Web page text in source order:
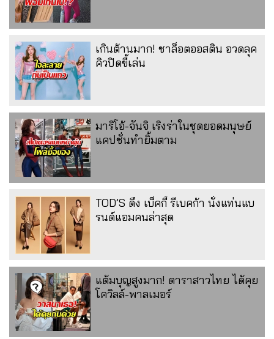
เกินต้านมาก! ชาล็อตออสติน อวดลุค
คิวปิดขี้เล่น
มาริโอ้-จันจิ เริงร่าในชุดยอดมนุษย์
แคปชั่นทำยิ้มตาม
TOD’S ดึง เบ็คกี้ รีเบคก้า นั่งแท่นแบ
รนด์แอมคนล่าสุด
แต้มบุญสูงมาก! ดาราสาวไทย ได้คุย
โควิลล์-พาลเมอร์